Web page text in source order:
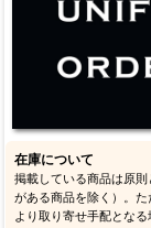
在庫について
掲載している商品は原
がある商品を除く）。
より取り寄せ手配とな